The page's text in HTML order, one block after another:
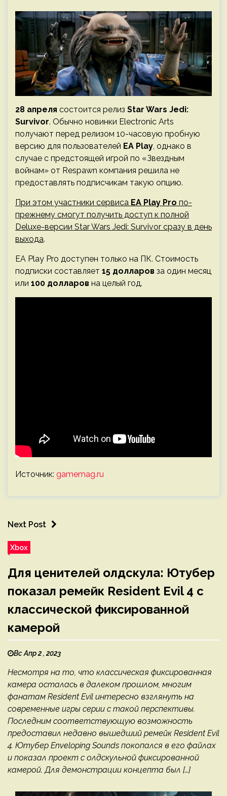
28 апреля состоится релиз Star Wars Jedi:
Survivor. Обычно новинки Electronic Arts
получают перед релизом 10-часовую пробную
версию для пользователей EA Play, однако в
случае с предстоящей игрой по «Звездным
войнам» от Respawn компания решила не
предоставлять подписчикам такую опцию.
При этом участники сервиса EA Play Pro по-
прежнему смогут получить доступ к полной
Deluxe-версии Star Wars Jedi: Survivor сразу в день
выхода.
EA Play Pro доступен только на ПК. Стоимость
подписки составляет 15 долларов за один месяц
или 100 долларов на целый год.
Источник: gamemag.ru
Next Post
Xbox
Для ценителей олдскула: Ютубер
показал ремейк Resident Evil 4 с
классической фиксированной
камерой
Вс Апр 2 , 2023
Несмотря на то, что классическая фиксированная
камера осталась в далеком прошлом, многим
фанатам Resident Evil интересно взглянуть на
современные игры серии с такой перспективы.
Последним соответствующую возможность
предоставил недавно вышедший ремейк Resident Evil
4. Ютубер Enveloping Sounds покопался в его файлах
и показал проект с олдскульной фиксированной
камерой. Для демонстрации концепта был […]